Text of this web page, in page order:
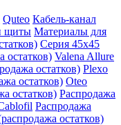
Quteo Кабель-канал
щиты Материалы для
Серия 45х45
остатков) Valena Allure
остатков) Plexo
остатков) Oteo
остатков) Распродажа
Распродажа
остатков)